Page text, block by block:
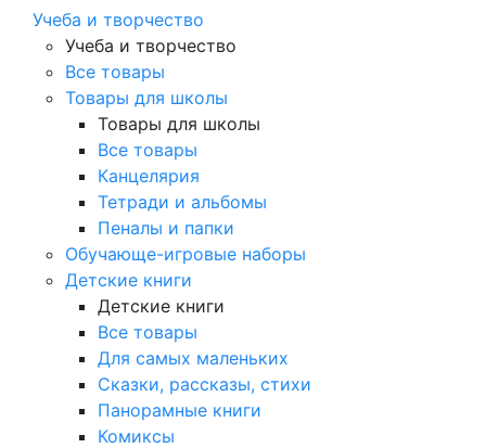
Учеба и творчество
Учеба и творчество
Все товары
Товары для школы
Товары для школы
Все товары
Канцелярия
Тетради и альбомы
Пеналы и папки
Обучающе-игровые наборы
Детские книги
Детские книги
Все товары
Для самых маленьких
Сказки, рассказы, стихи
Панорамные книги
Комиксы